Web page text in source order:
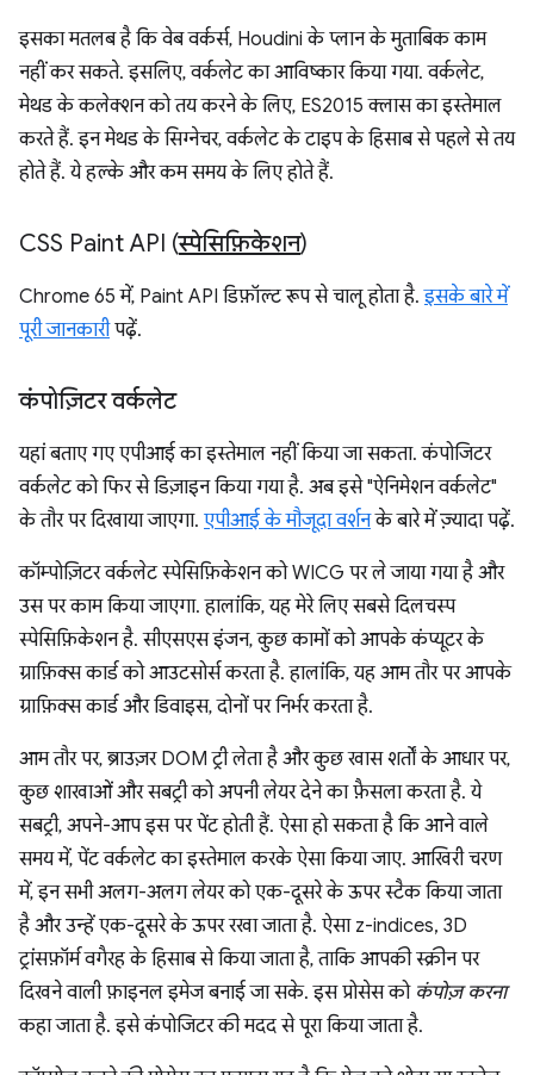
इसका मतलब है कि वेब वर्कर्स, Houdini के प्लान के मुताबिक काम
नहीं कर सकते. इसलिए, वर्कलेट का आविष्कार किया गया. वर्कलेट,
मेथड के कलेक्शन को तय करने के लिए, ES2015 क्लास का इस्तेमाल
करते हैं. इन मेथड के सिग्नेचर, वर्कलेट के टाइप के हिसाब से पहले से तय
होते हैं. ये हल्के और कम समय के लिए होते हैं.
CSS Paint API (स्पेसिफ़िकेशन)
Chrome 65 में, Paint API डिफ़ॉल्ट रूप से चालू होता है.इसके बारे में
पूरी जानकारीपढ़ें.
कंपोज़िटर वर्कलेट
यहां बताए गए एपीआई का इस्तेमाल नहीं किया जा सकता. कंपोजिटर
वर्कलेट को फिर से डिज़ाइन किया गया है. अब इसे "ऐनिमेशन वर्कलेट"
के तौर पर दिखाया जाएगा. एपीआई के मौजूदा वर्शनके बारे में ज़्यादा पढ़ें.
कॉम्पोज़िटर वर्कलेट स्पेसिफ़िकेशन को WICG पर ले जाया गया है और
उस पर काम किया जाएगा. हालांकि, यह मेरे लिए सबसे दिलचस्प
स्पेसिफ़िकेशन है. सीएसएस इंजन, कुछ कामों को आपके कंप्यूटर के
ग्राफ़िक्स कार्ड को आउटसोर्स करता है. हालांकि, यह आम तौर पर आपके
ग्राफ़िक्स कार्ड और डिवाइस, दोनों पर निर्भर करता है.
आम तौर पर, ब्राउज़र DOM ट्री लेता है और कुछ खास शर्तों के आधार पर,
कुछ शाखाओं और सबट्री को अपनी लेयर देने का फ़ैसला करता है. ये
सबट्री, अपने-आप इस पर पेंट होती हैं. ऐसा हो सकता है कि आने वाले
समय में, पेंट वर्कलेट का इस्तेमाल करके ऐसा किया जाए. आखिरी चरण
में, इन सभी अलग-अलग लेयर को एक-दूसरे के ऊपर स्टैक किया जाता
है और उन्हें एक-दूसरे के ऊपर रखा जाता है. ऐसा z-indices, 3D
ट्रांसफ़ॉर्म वगैरह के हिसाब से किया जाता है, ताकि आपकी स्क्रीन पर
दिखने वाली फ़ाइनल इमेज बनाई जा सके. इस प्रोसेस को कंपोज़ करना
कहा जाता है. इसे कंपोजिटर की मदद से पूरा किया जाता है.